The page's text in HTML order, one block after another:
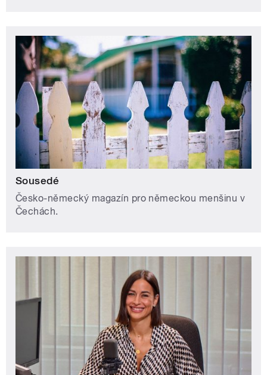
Sousedé
Česko-německý magazín pro německou menšinu v
Čechách.